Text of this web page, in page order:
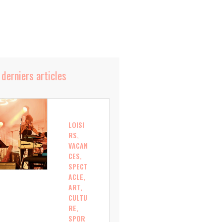
articles
LOISI
RS,
VACAN
CES,
SPECT
ACLE,
ART,
CULTU
RE,
SPOR